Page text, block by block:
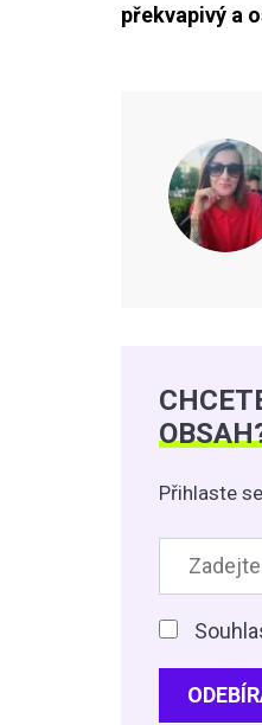
překvapivý a
Přihlaste